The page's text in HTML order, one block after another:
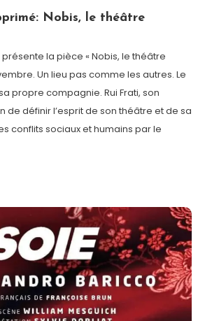
Nobis, le théâtre
présente la pièce « Nobis, le théâtre
Un lieu pas comme les autres. Le
propre compagnie. Rui Frati, son
de définir l’esprit de son théâtre et de sa
conflits sociaux et humains par le